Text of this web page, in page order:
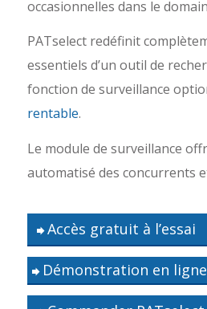
occasionnelles dans le
PATselect redéfinit
essentiels d’un outil de
fonction de surveillance
rentable.
Le module de surveillance
automatisé des concurrents
Accès gratuit à l’essai
Démonstration en